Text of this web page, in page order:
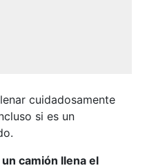
cuidadosamente
si es un
camión llena el